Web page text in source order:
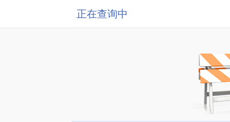
正在查询中